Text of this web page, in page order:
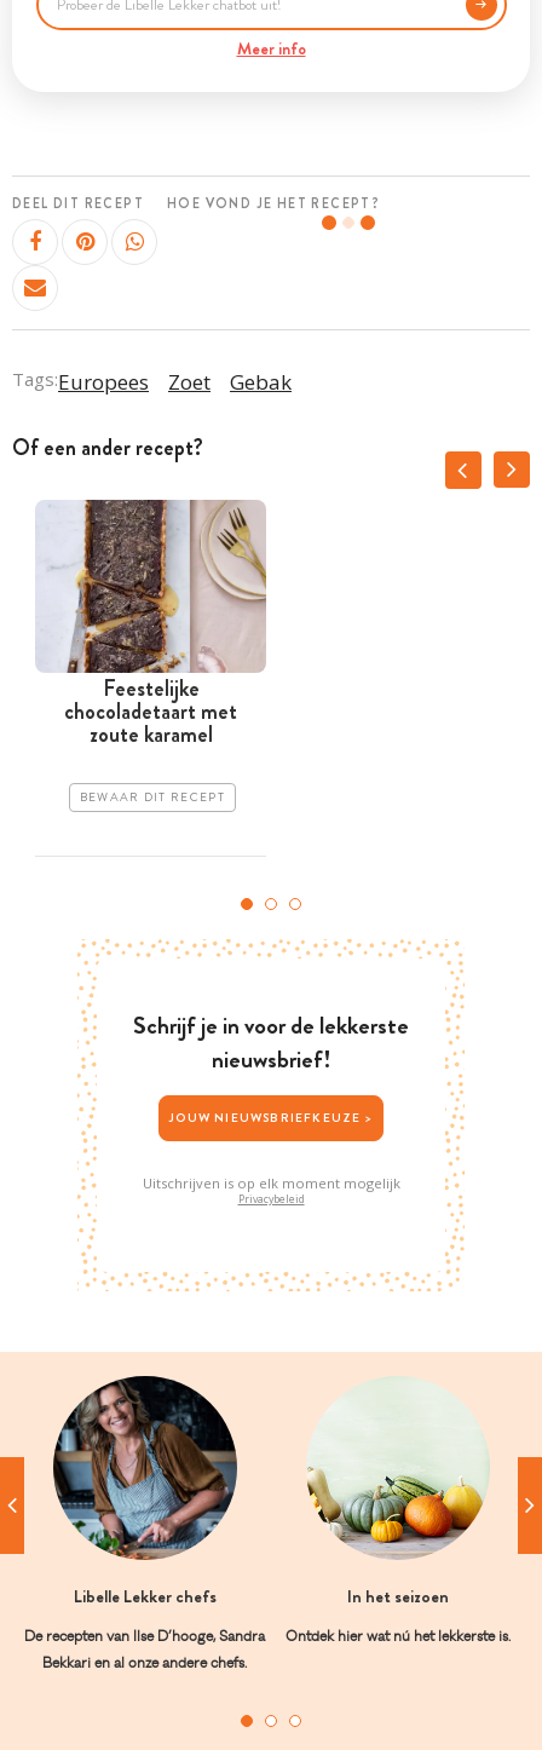
Meer info
DEEL DIT RECEPT HOE VOND JE HET RECEPT?
Tags:Europees Zoet Gebak
Of een ander recept?
Feestelijke
chocoladetaart met
zoute karamel
BEWAAR DIT RECEPT
Schrijf je in voor de lekkerste
nieuwsbrief!
JOUW NIEUWSBRIEFKEUZE >
Uitschrijven is op elk moment mogelijk
Privacybeleid
Libelle Lekker chefs
De recepten van Ilse D’hooge, Sandra
Bekkari en al onze andere chefs.
In het seizoen
Ontdek hier wat nú het lekkerste is.